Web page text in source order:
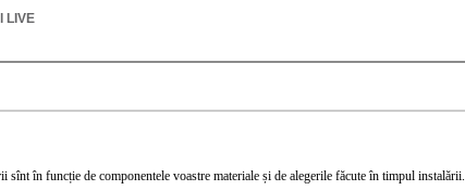
LIVE
sînt în funcție de componentele voastre materiale și de alegerile făcute în timpul instalării.